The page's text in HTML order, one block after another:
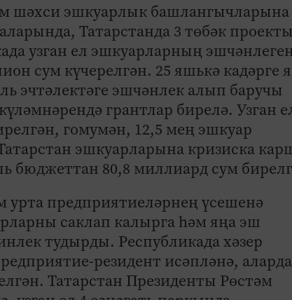
шәхси эшкуарлык башлангычларына
Татарстанда 3 төбәк
узган ел эшкуарларның
сум күчерелгән. 25 яшькә кадәрге
эчтәлектәге эшчәнлек алып баручы
грантлар бирелә. Узган
гомумән, 12,5 мең эшкуар
эшкуарларына кризиска
бюджеттан 80,8 миллиард сум
урта предприятиеләрнең үсешенә
саклап калырга һәм яңа эш
тудырды. Республикада хәзер
резидент исәпләнә,
Татарстан Президенты Рөстәм